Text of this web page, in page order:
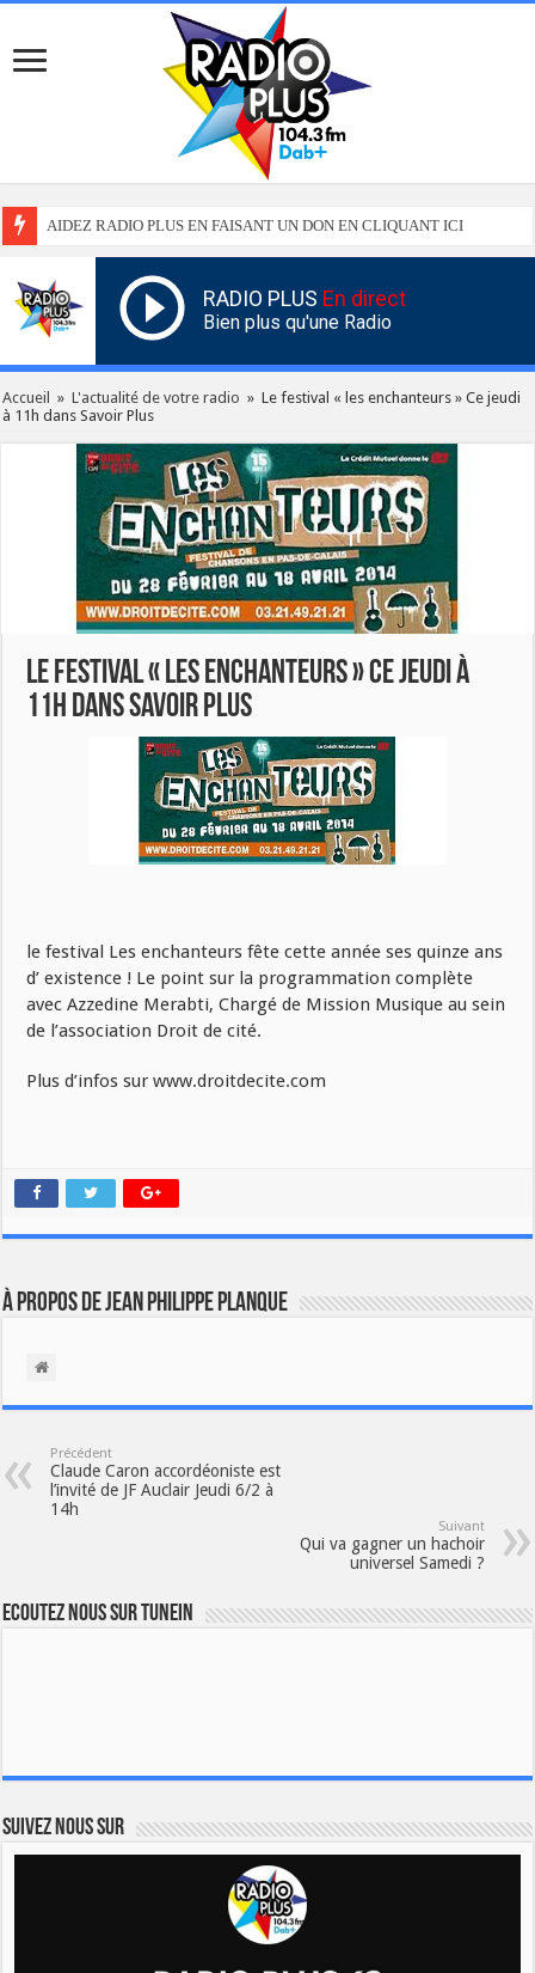
AIDEZ RADIO PLUS EN FAISANT UN DON EN CLIQUANT ICI
RADIO PLUS En direct
Bien plus qu'une Radio
Accueil » L'actualité de votre radio » Le festival « les enchanteurs » Ce jeudi
à 11h dans Savoir Plus
Le festival « les enchanteurs » Ce jeudi à
11h dans Savoir Plus
le festival Les enchanteurs fête cette année ses quinze ans
d’ existence ! Le point sur la programmation complète
avec Azzedine Merabti, Chargé de Mission Musique au sein
de l’association Droit de cité.
Plus d’infos sur www.droitdecite.com
À propos de Jean Philippe Planque
Précédent
Claude Caron accordéoniste est
l’invité de JF Auclair Jeudi 6/2 à
14h
Suivant
Qui va gagner un hachoir
universel Samedi ?
Ecoutez nous sur TuneIn
Suivez nous sur